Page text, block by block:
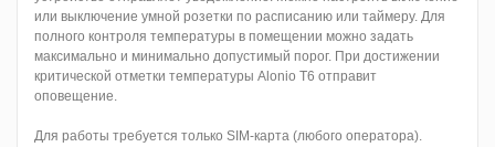
или выключение умной розетки по расписанию или таймеру. Для
полного контроля температуры в помещении можно задать
максимально и минимально допустимый порог. При достижении
критической отметки температуры Alonio T6 отправит
оповещение.
Для работы требуется только SIM-карта (любого оператора).